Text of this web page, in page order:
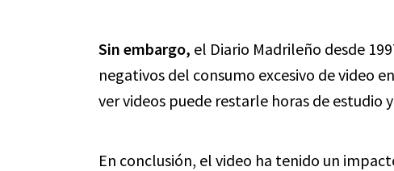
Sin embargo, el Diario Madrileño desde
negativos del consumo excesivo de video
ver videos puede restarle horas de estudio
En conclusión, el video ha tenido un